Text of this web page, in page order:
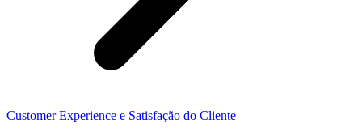
Customer Experience e Satisfação do Cliente